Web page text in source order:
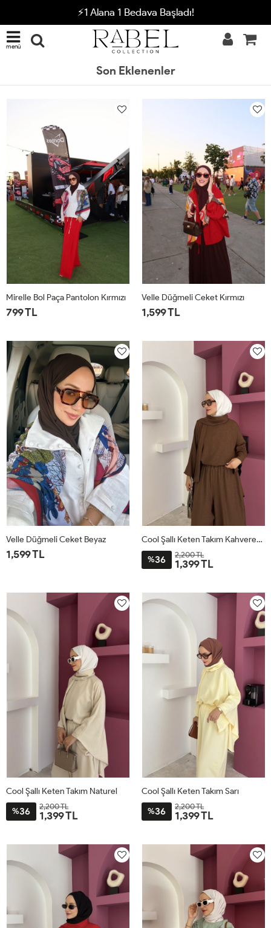
⚡1 Alana 1 Bedava Başladı!
menü
Son Eklenenler
Mirelle Bol Paça Pantolon Kırmızı
799 TL
Velle Düğmeli Ceket Kırmızı
1,599 TL
Velle Düğmeli Ceket Beyaz
1,599 TL
Cool Şallı Keten Takım Kahverengi
%36 2,200 TL
1,399 TL
Cool Şallı Keten Takım Naturel
%36 2,200 TL
1,399 TL
Cool Şallı Keten Takım Sarı
%36 2,200 TL
1,399 TL